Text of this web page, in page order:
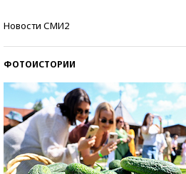
Новости СМИ2
ФОТОИСТОРИИ